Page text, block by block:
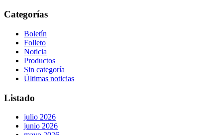
Categorías
Boletín
Folleto
Noticia
Productos
Sin categoría
Últimas noticias
Listado
julio 2026
junio 2026